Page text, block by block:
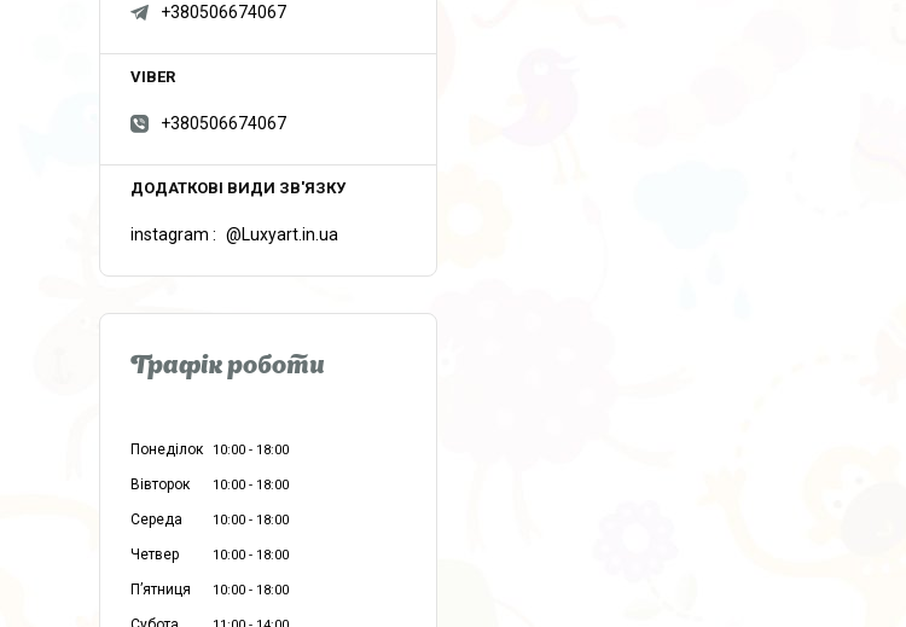
+380506674067
+380506674067
instagram @Luxyart.in.ua
Графік роботи
Понеділок 10:00 18:00
Вівторок 10:00 18:00
Середа 10:00 18:00
Четвер 10:00 18:00
Пʼятниця 10:00 18:00